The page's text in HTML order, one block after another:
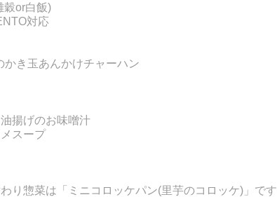
穀or白飯)
対応
かき玉あんかけチャーハン
揚げのお味噌汁
スープ
り惣菜は「ミニコロッケパン(里芋のコロッケ)」です